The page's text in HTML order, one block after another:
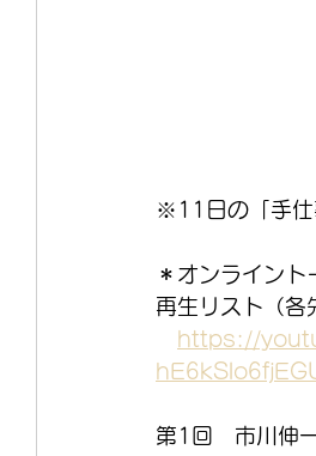
※11日の「手仕
＊オンライント
再生リスト（各
https://
第1回　市川伸